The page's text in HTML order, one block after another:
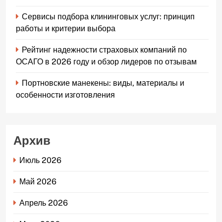
Сервисы подбора клининговых услуг: принцип
работы и критерии выбора
Рейтинг надежности страховых компаний по
ОСАГО в 2026 году и обзор лидеров по отзывам
Портновские манекены: виды, материалы и
особенности изготовления
Архив
Июль 2026
Май 2026
Апрель 2026